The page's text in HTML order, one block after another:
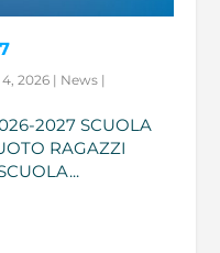
2026 | News |
2027 SCUOLA
RAGAZZI